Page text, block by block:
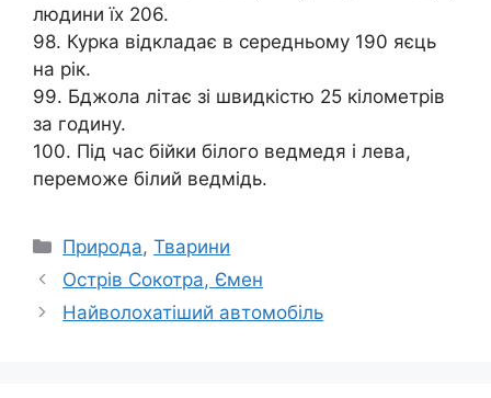
людини їх 206.
98. Курка відкладає в середньому 190 яєць
на рік.
99. Бджола літає зі швидкістю 25 кілометрів
за годину.
100. Під час бійки білого ведмедя і лева,
переможе білий ведмідь.
Категорії
Природа,Тварини
Острів Сокотра, Ємен
Найволохатіший автомобіль